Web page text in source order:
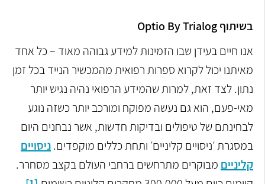
בשיתוף Optio By Trialog
אנו חיים בעידן שבו הזמינות למידע גבוהה מאוד – כל אחד
מאיתנו יכול לקרוא ספרות רפואית מהמכשיר הנייד בכל זמן
נתון. לצד זאת, למרות שהמידע הרפואי נהיה נגיש יותר
מאי-פעם, הוא גם נעשה מפוקח ומורכב יותר כשזה נוגע
לבחינתם של טיפולים ובדיקות חדשות, אשר נבחנים היום
במסגרת ׳ניסויים קליניים׳ ותחת כללים מוקפדים.ניסויים
קליניים מבוקרים מתרחשים ברחבי העולם בקצב מסחרר.